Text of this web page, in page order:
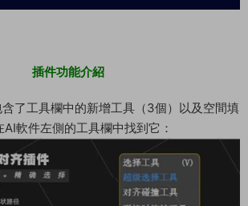
插件功能介紹
了工具欄中的新增工具（3個）以及空間填
軟件左側的工具欄中找到它：